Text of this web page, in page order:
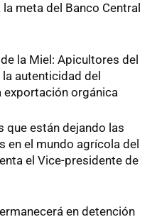
meta del Banco Central
la Miel: Apicultores del
autenticidad del
exportación orgánica
que están dejando las
en el mundo agrícola del
el Vice-presidente de
en detención